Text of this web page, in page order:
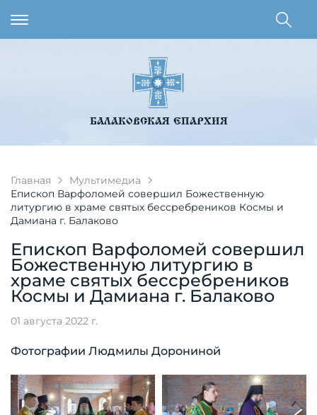
БАЛАКОВСКАЯ ЕПАРХИЯ
Главная
Мультимедиа
Епископ Варфоломей совершил Божественную
литургию в храме святых бессребреников Космы и
Дамиана г. Балаково
Епископ Варфоломей совершил
Божественную литургию в
храме святых бессребреников
Космы и Дамиана г. Балаково
01 августа 2022 г.
Фотографии Людмилы Дорониной